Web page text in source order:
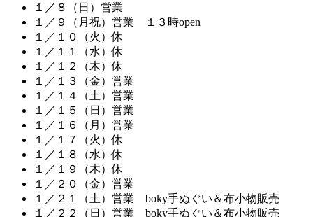
１／８（日）営業
１／９（月祝）営業 １３時open
１／１０（火）休
１／１１（水）休
１／１２（木）休
１／１３（金）営業
１／１４（土）営業
１／１５（日）営業
１／１６（月）営業
１／１７（火）休
１／１８（水）休
１／１９（木）休
１／２０（金）営業
１／２１（土）営業 boky手ぬぐい＆布小物販売
１／２２（日）営業 boky手ぬぐい＆布小物販売